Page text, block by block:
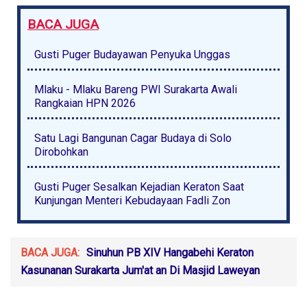
BACA JUGA
Gusti Puger Budayawan Penyuka Unggas
Mlaku - Mlaku Bareng PWI Surakarta Awali
Rangkaian HPN 2026
Satu Lagi Bangunan Cagar Budaya di Solo
Dirobohkan
Gusti Puger Sesalkan Kejadian Keraton Saat
Kunjungan Menteri Kebudayaan Fadli Zon
BACA JUGA: Sinuhun PB XIV Hangabehi Keraton
Kasunanan Surakarta Jum'at an Di Masjid Laweyan